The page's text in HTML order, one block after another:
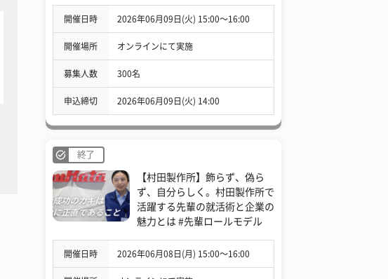
開催日時 2026年06月09日(火) 15:00〜16:00
開催場所 オンラインにて実施
募集人数 300名
申込締切 2026年06月09日(火) 14:00
終了
【村田製作所】飾らず、偽ら
ず、自分らしく。村田製作所で
活躍する先輩の就活術と企業の
魅力とは #先輩ロールモデル
開催日時 2026年06月08日(月) 15:00〜16:00